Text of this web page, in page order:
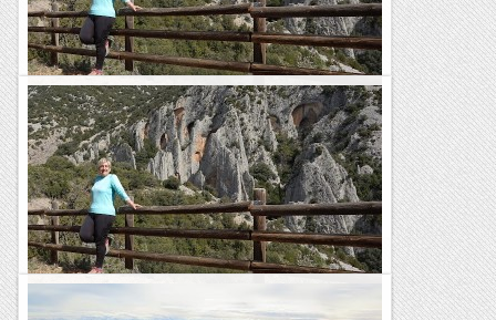
Camino natural del somontano de barbastro
Sería a finales de los setenta que hojeando el libro
"Pyrénnées Les 100 Plus Belles Courses et Randonnées" de
Patrice de Bellefon descubrí que en una de las sierras...
Muntanyes i paisatges
Camino natural del somontano de barbastro